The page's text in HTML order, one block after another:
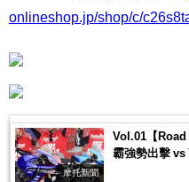
onlineshop.jp/shop/c/
摩托新聞
Vol.01【Road
霸強勢出擊 vs